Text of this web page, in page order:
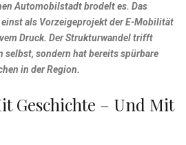
Automobilstadt brodelt es. Das
als Vorzeigeprojekt der E-Mobilität
Druck. Der Strukturwandel trifft
selbst, sondern hat bereits spürbare
in der Region.
Geschichte – Und Mit